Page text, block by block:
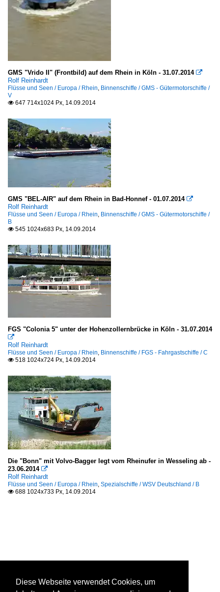
GMS "Vrido II" (Frontbild) auf dem Rhein in Köln - 31.07.2014 
Rolf Reinhardt
Flüsse und Seen / Europa / Rhein, Binnenschiffe / GMS - Gütermotorschiffe /
V
 647 714x1024 Px, 14.09.2014
GMS "BEL-AIR" auf dem Rhein in Bad-Honnef - 01.07.2014 
Rolf Reinhardt
Flüsse und Seen / Europa / Rhein, Binnenschiffe / GMS - Gütermotorschiffe /
B
 545 1024x683 Px, 14.09.2014
FGS "Colonia 5" unter der Hohenzollernbrücke in Köln - 31.07.2014

Rolf Reinhardt
Flüsse und Seen / Europa / Rhein, Binnenschiffe / FGS - Fahrgastschiffe / C
 518 1024x724 Px, 14.09.2014
Die "Bonn" mit Volvo-Bagger legt vom Rheinufer in Wesseling ab -
23.06.2014 
Rolf Reinhardt
Flüsse und Seen / Europa / Rhein, Spezialschiffe / WSV Deutschland / B
 688 1024x733 Px, 14.09.2014
Diese Webseite verwendet Cookies, um